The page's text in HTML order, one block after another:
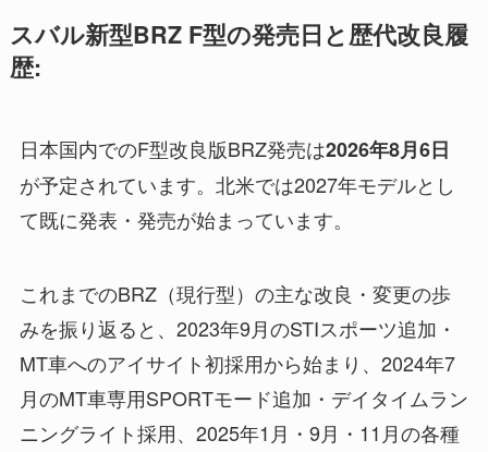
スバル新型BRZ F型の発売日と歴代改良履
歴:
日本国内でのF型改良版BRZ発売は2026年8月6日
が予定されています。北米では2027年モデルとし
て既に発表・発売が始まっています。
これまでのBRZ（現行型）の主な改良・変更の歩
みを振り返ると、2023年9月のSTIスポーツ追加・
MT車へのアイサイト初採用から始まり、2024年7
月のMT車専用SPORTモード追加・デイタイムラン
ニングライト採用、2025年1月・9月・11月の各種